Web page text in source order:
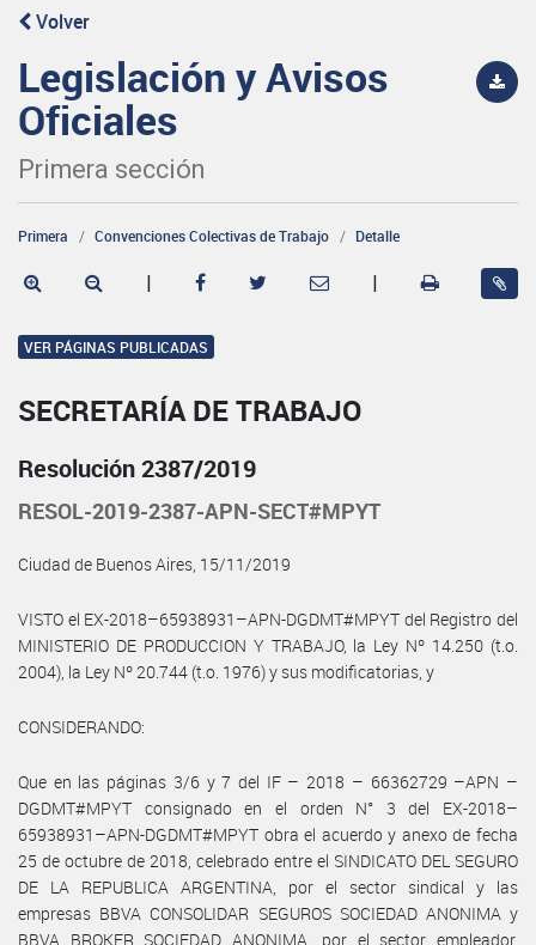
Volver
Legislación y Avisos
Oficiales
Primera sección
Primera Convenciones Colectivas de Trabajo Detalle
| |
VER PÁGINAS PUBLICADAS
SECRETARÍA DE TRABAJO
Resolución 2387/2019
RESOL-2019-2387-APN-SECT#MPYT
Ciudad de Buenos Aires, 15/11/2019
VISTO el EX-2018–65938931–APN-DGDMT#MPYT del Registro del
MINISTERIO DE PRODUCCION Y TRABAJO, la Ley Nº 14.250 (t.o.
2004), la Ley Nº 20.744 (t.o. 1976) y sus modificatorias, y
CONSIDERANDO:
Que en las páginas 3/6 y 7 del IF – 2018 – 66362729 –APN –
DGDMT#MPYT consignado en el orden N° 3 del EX-2018–
65938931–APN-DGDMT#MPYT obra el acuerdo y anexo de fecha
25 de octubre de 2018, celebrado entre el SINDICATO DEL SEGURO
DE LA REPUBLICA ARGENTINA, por el sector sindical y las
empresas BBVA CONSOLIDAR SEGUROS SOCIEDAD ANONIMA y
BBVA BROKER SOCIEDAD ANONIMA, por el sector empleador,